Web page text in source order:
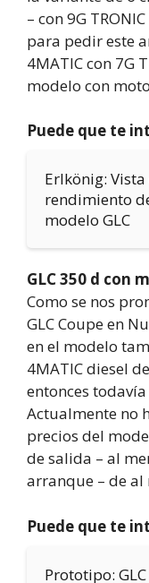
– con 9G
para pedir este
4MATIC con 7G
modelo con
Puede que te
Erlkönig:
rendimiento
modelo GLC
GLC 350 d con
Como se nos
GLC Coupe en
en el modelo
4MATIC diesel
entonces
Actualmente no
precios del
de salida – al
arranque – de al
Puede que te
Prototipo: